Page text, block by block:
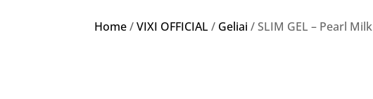
Home/VIXI OFFICIAL/ Geliai / SLIM GEL – Pearl Milk